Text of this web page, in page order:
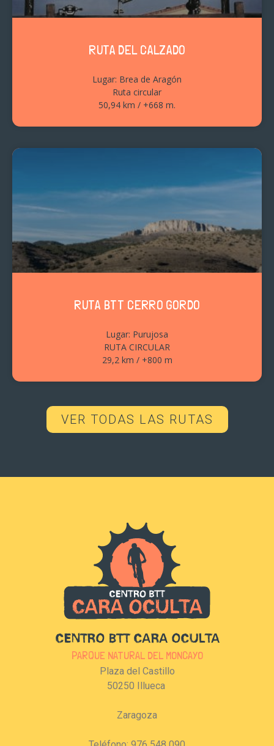
RUTA DEL CALZADO
Lugar: Brea de Aragón
Ruta circular
50,94 km / +668 m.
RUTA BTT CERRO GORDO
Lugar: Purujosa
RUTA CIRCULAR
29,2 km / +800 m
VER TODAS LAS RUTAS
CENTRO BTT CARA OCULTA
PARQUE NATURAL DEL MONCAYO
Plaza del Castillo
50250 Illueca
Zaragoza